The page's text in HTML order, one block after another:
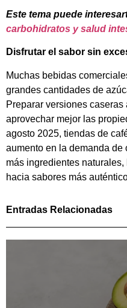
Este tema puede
carbohidratos y salud
Disfrutar el sabor sin
Muchas bebidas
grandes cantidades de
Preparar versiones
aprovechar mejor las
agosto 2025, tiendas de
aumento en la demanda
más ingredientes
hacia sabores más
Entradas Relacionadas